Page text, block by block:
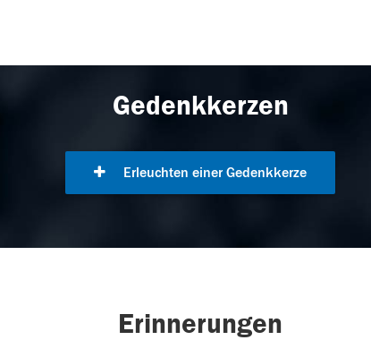
Gedenkkerzen
Erleuchten einer Gedenkkerze
Erinnerungen